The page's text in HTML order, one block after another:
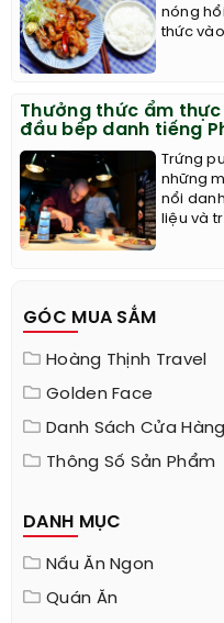
nóng
thức
Thưởng thức ẩm thực
đầu bếp danh tiếng
Trứng
những
nổi
liệu và
GÓC MUA SẮM
Hoàng Thịnh Travel
Golden Face
Danh Sách Cửa Hàng
Thông Số Sản Phẩm
DANH MỤC
Nấu Ăn Ngon
Quán Ăn